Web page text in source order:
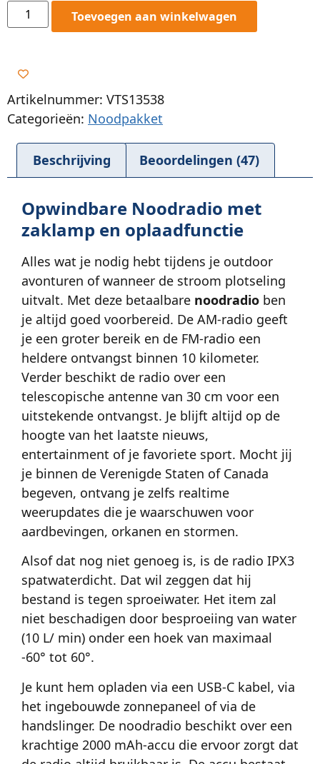
Toevoegen aan winkelwagen
Artikelnummer: VTS13538
Categorieën: Noodpakket
Beschrijving Beoordelingen (47)
Opwindbare Noodradio met
zaklamp en oplaadfunctie
Alles wat je nodig hebt tijdens je outdoor
avonturen of wanneer de stroom plotseling
uitvalt. Met deze betaalbare noodradio ben
je altijd goed voorbereid. De AM-radio geeft
je een groter bereik en de FM-radio een
heldere ontvangst binnen 10 kilometer.
Verder beschikt de radio over een
telescopische antenne van 30 cm voor een
uitstekende ontvangst. Je blijft altijd op de
hoogte van het laatste nieuws,
entertainment of je favoriete sport. Mocht jij
je binnen de Verenigde Staten of Canada
begeven, ontvang je zelfs realtime
weerupdates die je waarschuwen voor
aardbevingen, orkanen en stormen.
Alsof dat nog niet genoeg is, is de radio IPX3
spatwaterdicht. Dat wil zeggen dat hij
bestand is tegen sproeiwater. Het item zal
niet beschadigen door besproeiing van water
(10 L/ min) onder een hoek van maximaal
-60° tot 60°.
Je kunt hem opladen via een USB-C kabel, via
het ingebouwde zonnepaneel of via de
handslinger. De noodradio beschikt over een
krachtige 2000 mAh-accu die ervoor zorgt dat